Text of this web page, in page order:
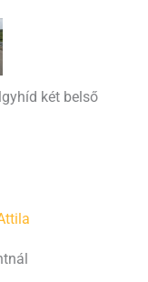
két belső